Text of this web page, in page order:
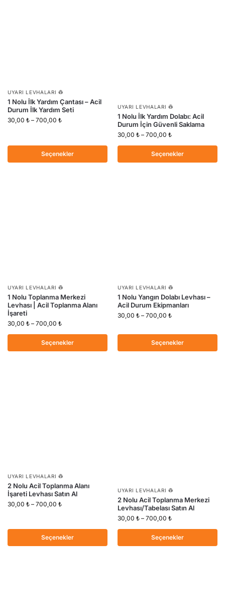
UYARI LEVHALARI 👷
1 Nolu İlk Yardım Çantası – Acil
Durum İlk Yardım Seti
30,00 ₺ – 700,00 ₺
Seçenekler
UYARI LEVHALARI 👷
1 Nolu İlk Yardım Dolabı: Acil
Durum İçin Güvenli Saklama
30,00 ₺ – 700,00 ₺
Seçenekler
UYARI LEVHALARI 👷
1 Nolu Toplanma Merkezi
Levhası | Acil Toplanma Alanı
İşareti
30,00 ₺ – 700,00 ₺
Seçenekler
UYARI LEVHALARI 👷
1 Nolu Yangın Dolabı Levhası –
Acil Durum Ekipmanları
30,00 ₺ – 700,00 ₺
Seçenekler
UYARI LEVHALARI 👷
2 Nolu Acil Toplanma Alanı
İşareti Levhası Satın Al
30,00 ₺ – 700,00 ₺
Seçenekler
UYARI LEVHALARI 👷
2 Nolu Acil Toplanma Merkezi
Levhası/Tabelası Satın Al
30,00 ₺ – 700,00 ₺
Seçenekler